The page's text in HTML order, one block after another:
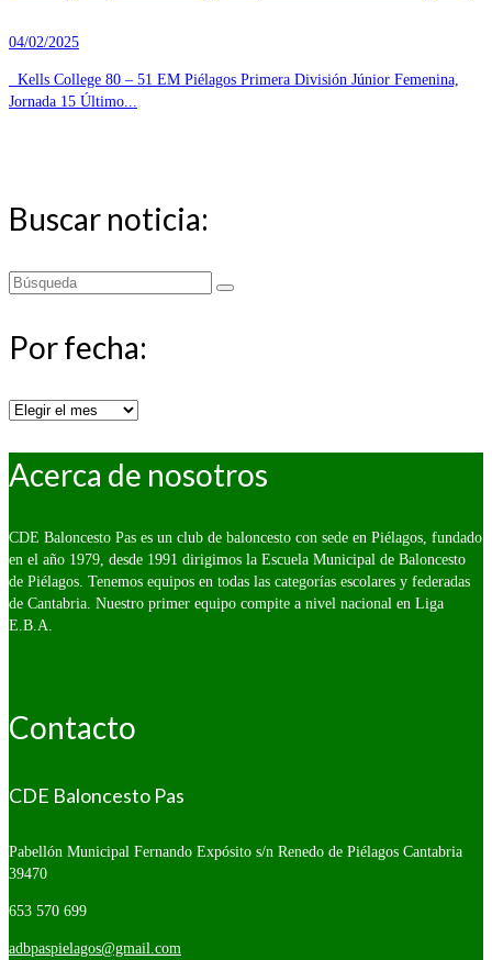
04/02/2025
Kells College 80 – 51 EM Piélagos Primera División Júnior Femenina,
Jornada 15 Último...
Buscar noticia:
Buscar
Por fecha:
Por
Acerca de nosotros
CDE Baloncesto Pas es un club de baloncesto con sede en Piélagos, fundado
en el año 1979, desde 1991 dirigimos la Escuela Municipal de Baloncesto
de Piélagos. Tenemos equipos en todas las categorías escolares y federadas
de Cantabria. Nuestro primer equipo compite a nivel nacional en Liga
E.B.A.
Contacto
CDE Baloncesto Pas
Pabellón Municipal Fernando Expósito s/n Renedo de Piélagos Cantabria
39470
653 570 699
adbpaspielagos@gmail.com